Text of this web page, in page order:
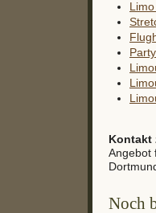
Kontakt
Angebot
Dortmund
Noch